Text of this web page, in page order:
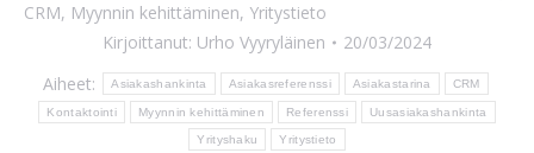
CRM, Myynnin kehittäminen, Yritystieto
Kirjoittanut: Urho Vyyryläinen
20/03/2024
Aiheet:
Asiakashankinta Asiakasreferenssi Asiakastarina CRM
Kontaktointi Myynnin kehittäminen Referenssi Uusasiakashankinta
Yrityshaku Yritystieto